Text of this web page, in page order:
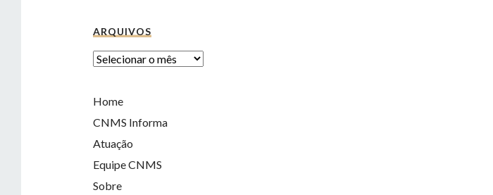
ARQUIVOS
Home
CNMS Informa
Atuação
Equipe CNMS
Sobre